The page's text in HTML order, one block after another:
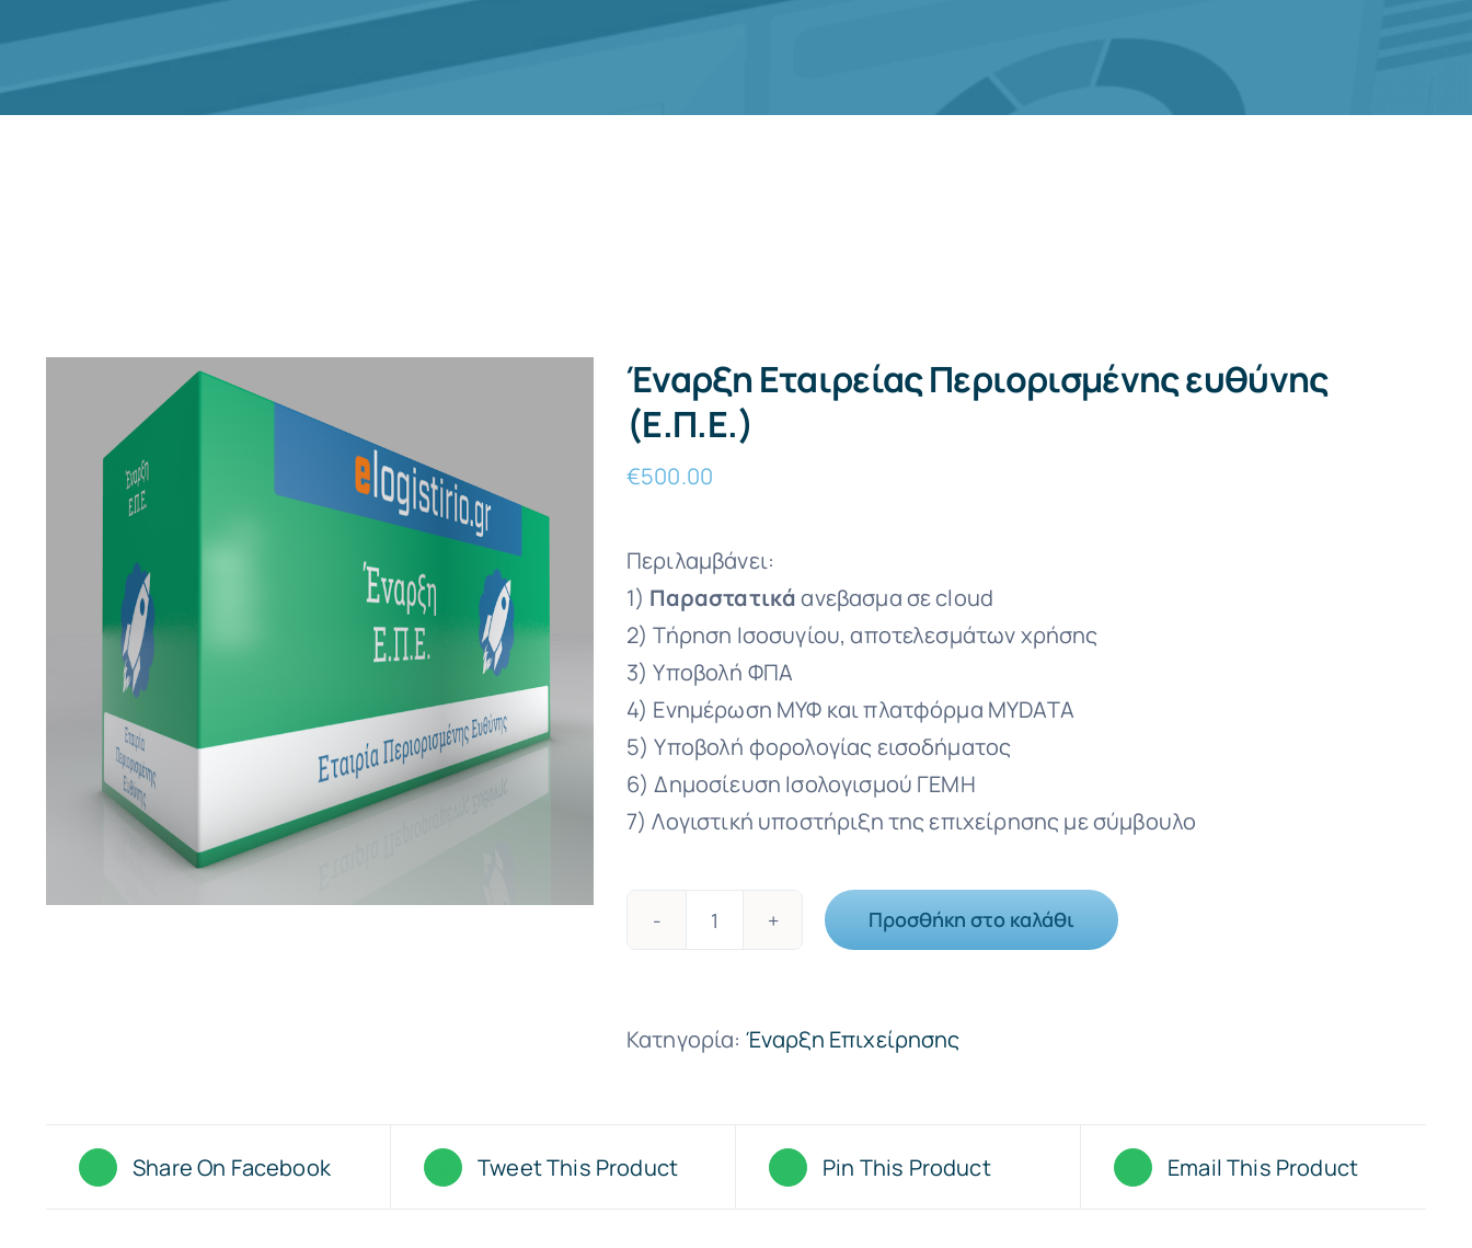
Έναρξη Eταιρείας Περιορισμένης ευθύνης
(Ε.Π.E.)
€500.00
Περιλαμβάνει:
1) Παραστατικάανεβασμα σε cloud
2) Τήρηση Ισοσυγίου, αποτελεσμάτων χρήσης
3) Υποβολή ΦΠΑ
4) Ενημέρωση ΜΥΦ και πλατφόρμα MYDATA
5) Υποβολή φορολογίας εισοδήματος
6) Δημοσίευση Ισολογισμού ΓΕΜΗ
7) Λογιστική υποστήριξη της επιχείρησης με σύμβουλο
Έναρξη
ευθύνης
Προσθήκη στο καλάθι
Κατηγορία: Έναρξη Επιχείρησης
Share On Facebook Tweet This Product Pin This Product Email This Product